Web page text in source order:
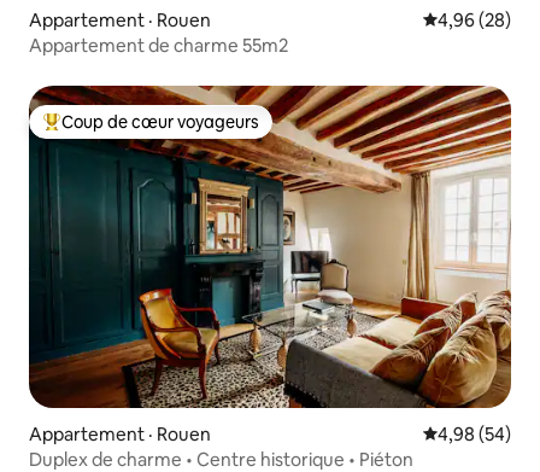
Appartement · Rouen Note
4,96 (28)
Appartement de charme 55m2
Coup de cœur voyageurs parmi les plus aimés
Coup de cœur voyageurs
Appartement · Rouen Note
4,98 (54)
Duplex de charme • Centre historique • Piéton